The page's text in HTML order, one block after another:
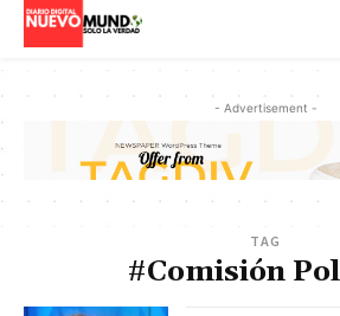
- Advertisement -
TAG
#Comisión